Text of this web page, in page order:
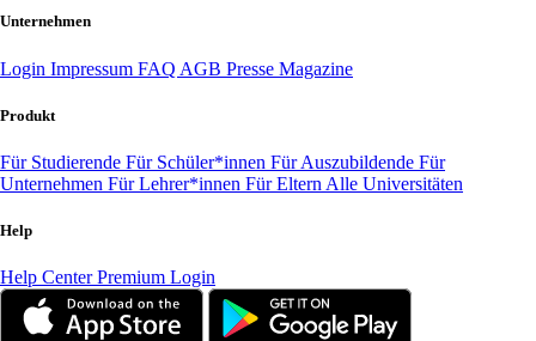
Unternehmen
Login Impressum FAQ AGB Presse Magazine
Produkt
Für Studierende Für Schüler*innen Für Auszubildende Für
Unternehmen Für Lehrer*innen Für Eltern Alle Universitäten
Help
Help CenterPremium Login